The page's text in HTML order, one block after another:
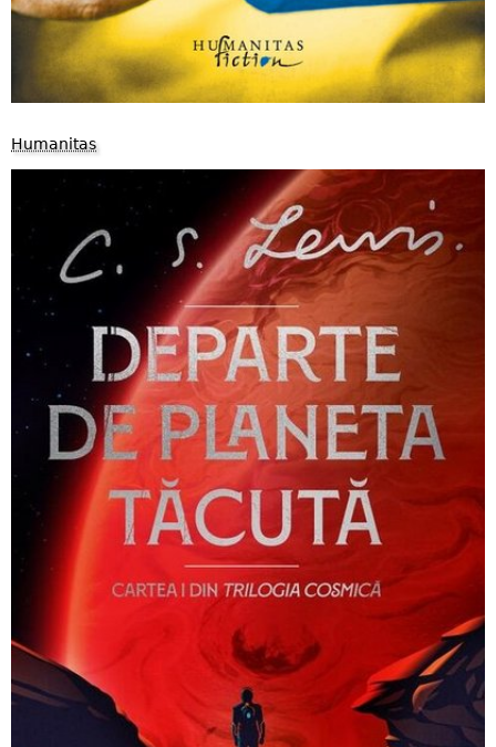
Humanitas